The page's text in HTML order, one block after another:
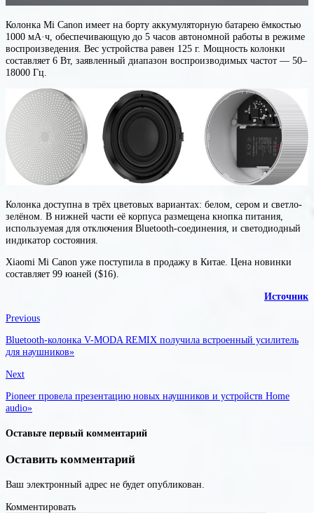
Колонка Mi Canon имеет на борту аккумуляторную батарею ёмкостью
1000 мА·ч, обеспечивающую до 5 часов автономной работы в режиме
воспроизведения. Вес устройства равен 125 г. Мощность колонки
составляет 6 Вт, заявленный диапазон воспроизводимых частот — 50–
18000 Гц.
Колонка доступна в трёх цветовых вариантах: белом, сером и светло-
зелёном. В нижней части её корпуса размещена кнопка питания,
используемая для отключения Bluetooth-соединения, и светодиодный
индикатор состояния.
Xiaomi Mi Canon уже поступила в продажу в Китае. Цена новинки
составляет 99 юаней ($16).
Источник
Previous
Bluetooth-колонка V-MODA REMIX получила встроенный усилитель
для наушников»
Next
Pioneer провела презентацию новых наушников и устройств Home
audio»
Оставьте первый комментарий
Оставить комментарий
Ваш электронный адрес не будет опубликован.
Комментировать